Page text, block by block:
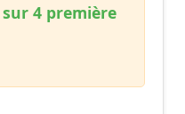
4 première